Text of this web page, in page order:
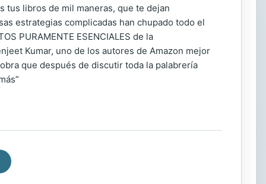
tus libros de mil maneras, que te dejan
estrategias complicadas han chupado todo el
PURAMENTE ESENCIALES de la
Kumar, uno de los autores de Amazon mejor
que después de discutir toda la palabrería